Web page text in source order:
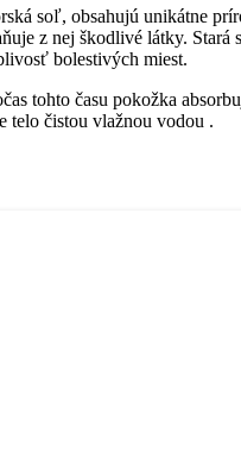
soľ, obsahujú unikátne
z nej škodlivé látky. Stará
bolestivých miest.
tohto času pokožka
telo čistou vlažnou vodou .